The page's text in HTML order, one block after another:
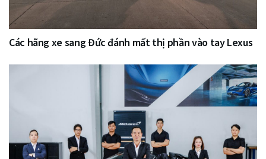
Các hãng xe sang Đức đánh mất thị phần vào tay Lexus